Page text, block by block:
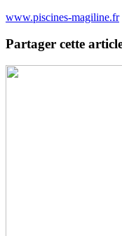
www.piscines-magiline.fr
Partager cette